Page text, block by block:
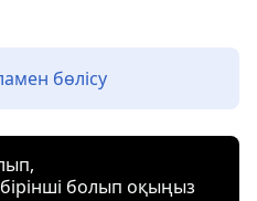
бөлісу
болып оқыңыз